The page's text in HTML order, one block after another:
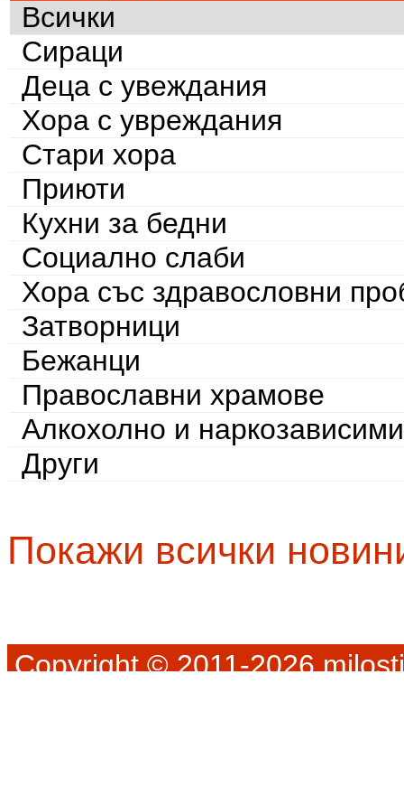
Всички
Сираци
Деца с увеждания
Хора с увреждания
Стари хора
Приюти
Кухни за бедни
Социално слаби
Хора със здравословни
Затворници
Бежанци
Православни храмове
Алкохолно и наркозависими
Други
Покажи всички
Copyright © 2011-2026